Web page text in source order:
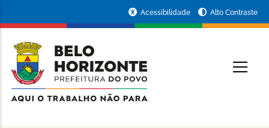
conteúdo
principal
da
Prefeitura
de
Acessibilidade Alto Contraste